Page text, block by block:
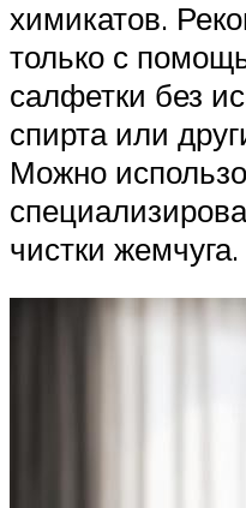
химикатов.
только с
салфетки без
спирта или
Можно
чистки жемчуга.